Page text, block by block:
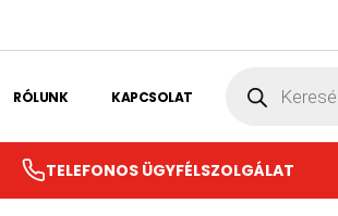
RÓLUNK KAPCSOLAT search
TELEFONOS ÜGYFÉLSZOLGÁLAT